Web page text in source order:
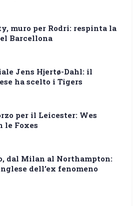
muro per Rodri: respinta la
Barcellona
Jens Hjertø-Dahl: il
ha scelto i Tigers
per il Leicester: Wes
le Foxes
dal Milan al Northampton:
dell’ex fenomeno